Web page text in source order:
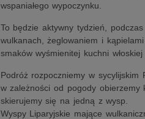
wspaniałego wypoczynku.
To będzie aktywny tydzień,
wulkanach, żeglowaniem i
smaków wyśmienitej kuchni
Podróż rozpoczniemy w sycylijskim
w zależności od pogody obierzemy
skierujemy się na jedną z wysp.
Wyspy Liparyjskie mające